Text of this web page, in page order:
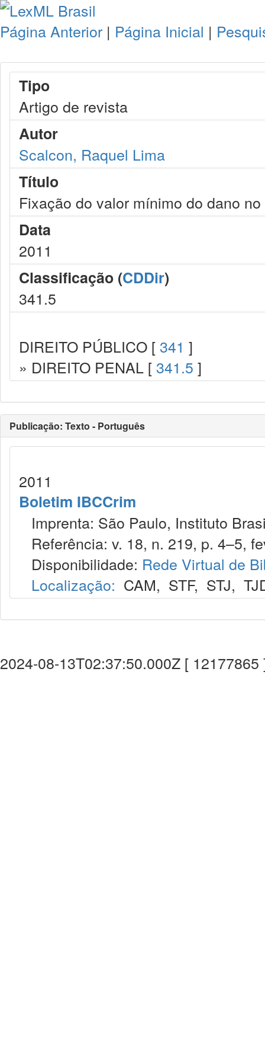
Página Anterior | Página Inicial |
Tipo
Artigo de revista
Autor
Scalcon, Raquel Lima
Título
Fixação do valor mínimo do dano
Data
2011
Classificação (CDDir)
341.5
DIREITO PÚBLICO [ 341 ]
» DIREITO PENAL [ 341.5 ]
Publicação: Texto - Português
2011
Boletim IBCCrim
Imprenta: São Paulo, Instituto
Referência: v. 18, n. 219, p. 4–5,
Disponibilidade: Rede Virtual de
Localização: CAM, STF, STJ,
2024-08-13T02:37:50.000Z [ 12177865